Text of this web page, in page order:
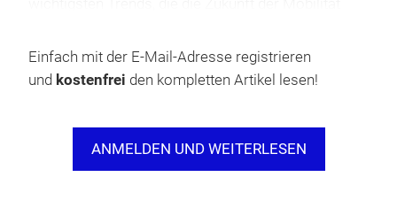
Leasinganbieter in diesem Bereich.
Laden Sie das Whitepaper herunter und
nächste Jahrzehnt neu definieren.
Einfach mit der E-Mail-Adresse registrieren
und kostenfrei den kompletten Artikel lesen!
ANMELDEN UND WEITERLESEN